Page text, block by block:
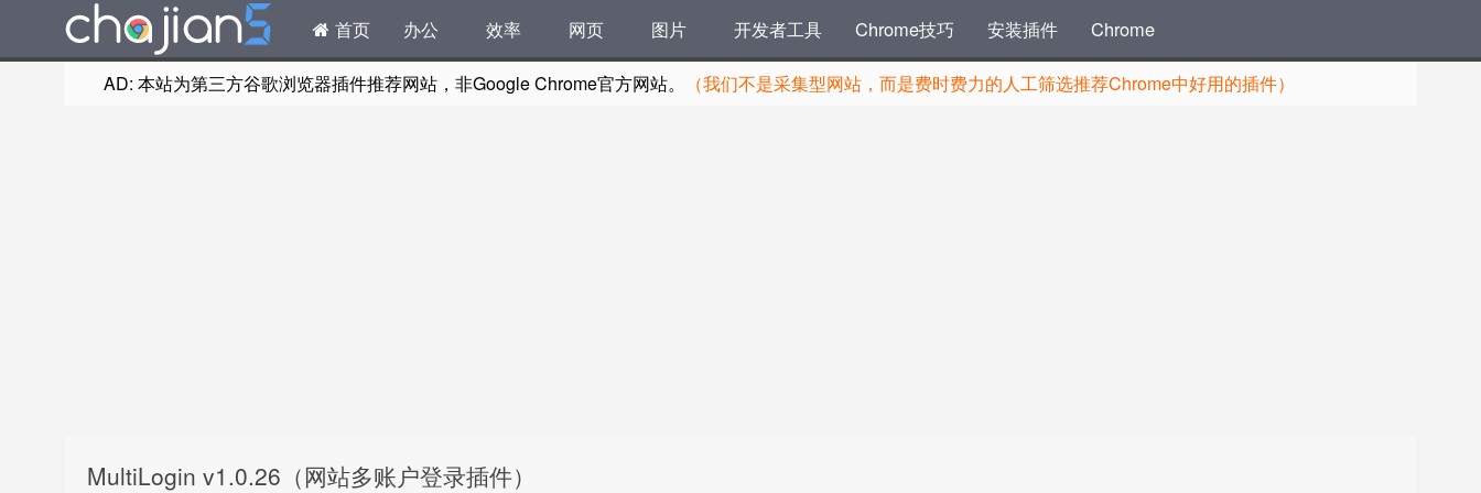
首页 办公 效率 网页 图片 开发者工具 Chrome技巧 安装插件 Chrome
AD: 本站为第三方谷歌浏览器插件推荐网站，非Google Chrome官方网站。 （我们不是采集型网站，而是费时费力的人工筛选推荐Chrome中好用的插件）
MultiLogin v1.0.26（网站多账户登录插件）